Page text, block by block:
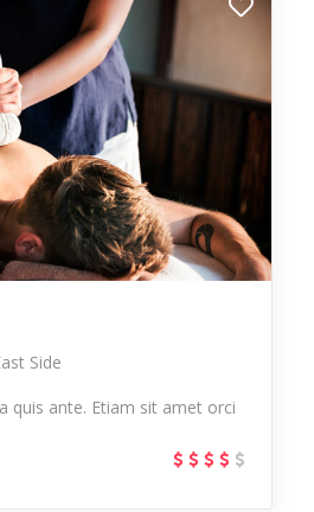
Side
quis ante. Etiam sit amet orci